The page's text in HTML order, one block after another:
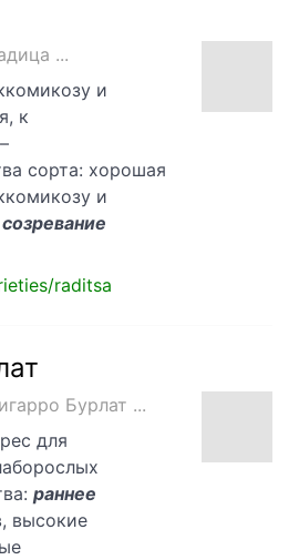
...
и
к
сорта: хорошая
и
raditsa
Бурлат ...
для
раннее
высокие